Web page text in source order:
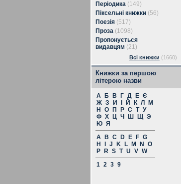
Періодика (149)
Піксельні книжки (56)
Поезія (517)
Проза (1098)
Пропонується
видавцям (21)
Всі книжки (1660)
Книжки за першою
літерою назви
А Б В Г Д Е Є
Ж З И Й К Л
М
Н
О П Р С Т У
Ф Х Ц Ч Ш Щ Э
Ю Я
A
B C D E F G
H
J K L M N
O
P
R S T U V W
1 2 3 9